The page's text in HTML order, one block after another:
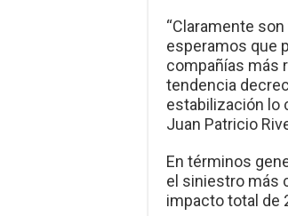
“Claramente
esperamos que
compañías más
tendencia
estabilización lo
Juan Patricio
En términos
el siniestro más
impacto total de